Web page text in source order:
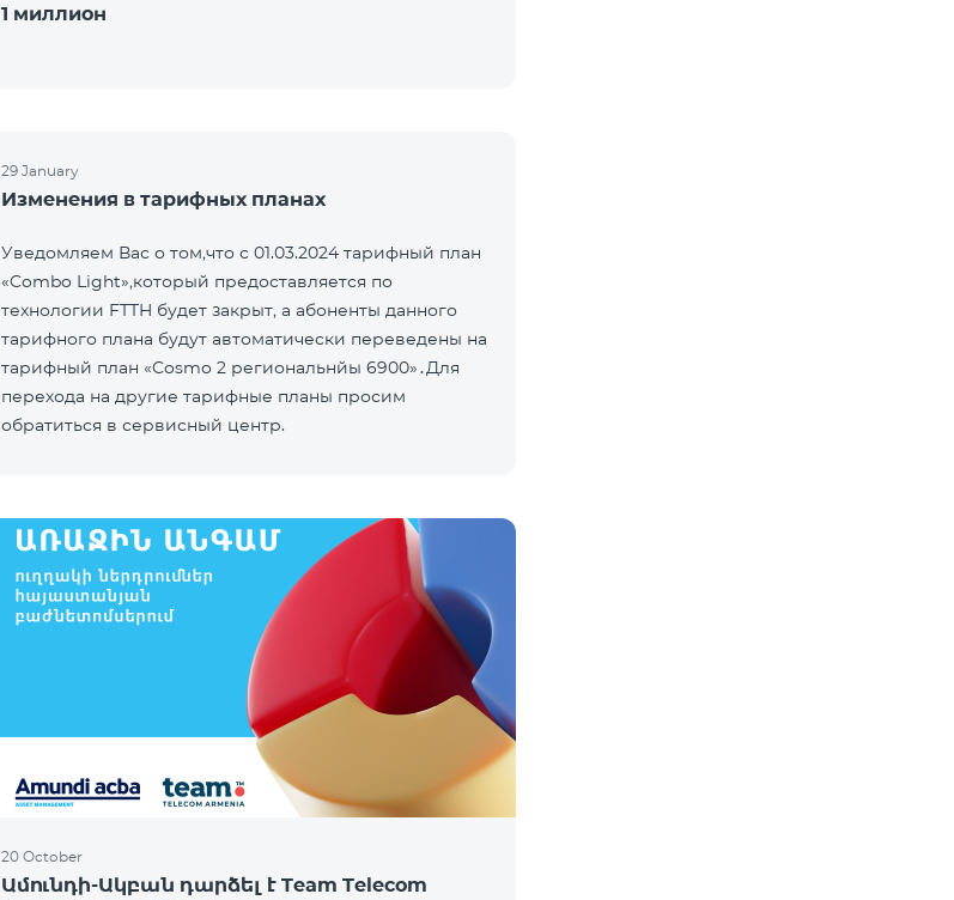
1 миллион
29 January
Изменения в тарифных планах
Уведомляем Вас о том,что с 01.03.2024 тарифный план
«Combo Light»,который предоставляется по
технологии FTTH будет закрыт, а абоненты данного
тарифного плана будут автоматически переведены на
тарифный план «Cosmo 2 региональнйы 6900»․Для
перехода на другие тарифные планы просим
обратиться в сервисный центр.
20 October
Ամունդի-Ակբան դարձել է Team Telecom